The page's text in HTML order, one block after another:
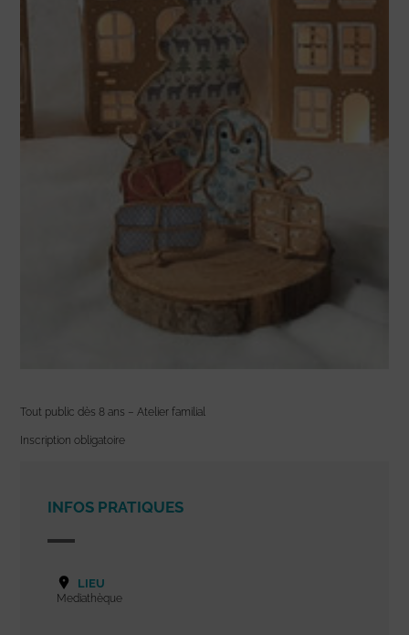
Tout public dès 8 ans – Atelier familial
Inscription obligatoire
INFOS PRATIQUES
LIEU
Mediathèque